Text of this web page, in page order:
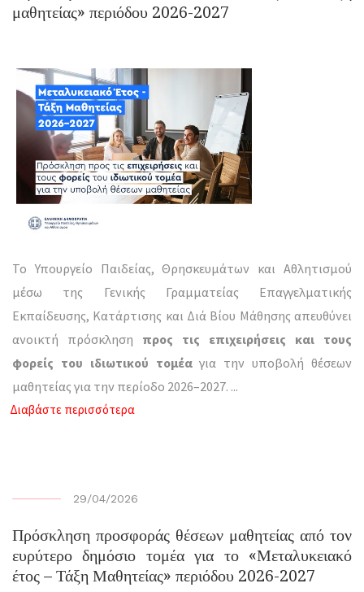
μαθητείας» περιόδου 2026-2027
Το Υπουργείο Παιδείας, Θρησκευμάτων και Αθλητισμού
μέσω της Γενικής Γραμματείας Επαγγελματικής
Εκπαίδευσης, Κατάρτισης και Διά Βίου Μάθησης απευθύνει
ανοικτή πρόσκληση προς τις επιχειρήσεις και τους
φορείς του ιδιωτικού τομέαγια την υποβολή θέσεων
μαθητείας για την περίοδο 2026–2027. ...
Διαβάστε περισσότερα
29/04/2026
Πρόσκληση προσφοράς θέσεων μαθητείας από τον
ευρύτερο δημόσιο τομέα για το «Μεταλυκειακό
έτος – Τάξη Μαθητείας» περιόδου 2026-2027